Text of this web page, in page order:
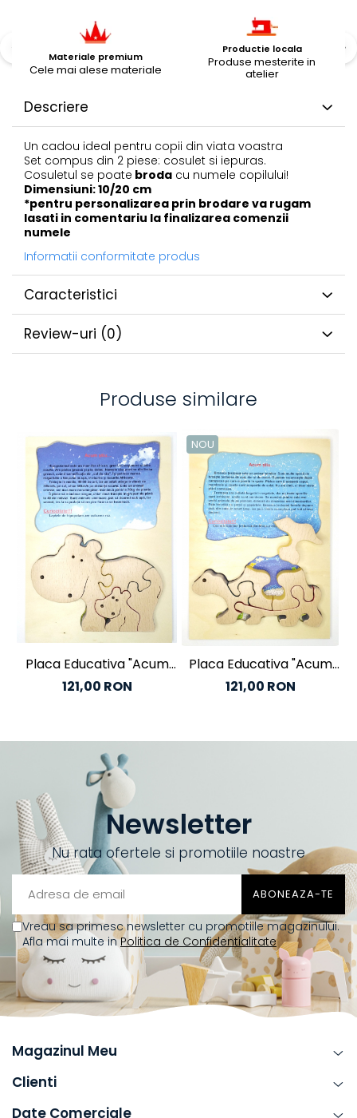
Materiale premium
Cele mai alese materiale
Productie locala
Produse mesterite in
atelier
Descriere
Un cadou ideal pentru copii din viata voastra
Set compus din 2 piese: cosulet si iepuras.
Cosuletul se poate broda cu numele copilului!
Dimensiuni: 10/20 cm
*pentru personalizarea prin brodare va rugam
lasati in comentariu la finalizarea comenzii
numele
Informatii conformitate produs
Caracteristici
Review-uri (0)
Produse similare
Placa Educativa "Acum
Stiu .."
121,00 RON
NOU
Placa Educativa "Acum
Stiu .."
121,00 RON
Newsletter
Nu rata ofertele si promotiile noastre
Vreau sa primesc newsletter cu promotiile magazinului.
Afla mai multe inPolitica de Confidentialitate
Magazinul Meu
Clienti
Date Comerciale